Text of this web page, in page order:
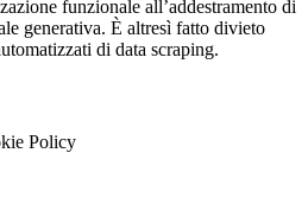
funzionale all’addestramento di
generativa. È altresì fatto divieto
di data scraping.
Policy